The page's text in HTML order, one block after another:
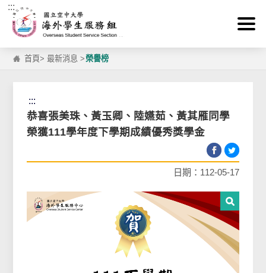
跳到主要內容區塊
:::
首頁>最新消息 >榮譽榜
:::
恭喜張美珠、黃玉卿、陸嬿茹、黃其雁同學
榮獲111學年度下學期成績優秀獎學金
日期：112-05-17